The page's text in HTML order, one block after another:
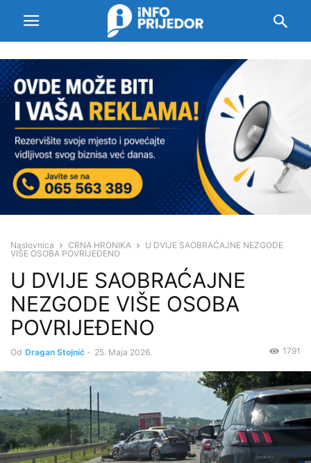
Naslovnica CRNA HRONIKA
U DVIJE SAOBRAĆAJNE NEZGODE
VIŠE OSOBA POVRIJEĐENO
U DVIJE SAOBRAĆAJNE
NEZGODE VIŠE OSOBA
POVRIJEĐENO
Od Dragan Stojnić - 25. Maja 2026. 1791